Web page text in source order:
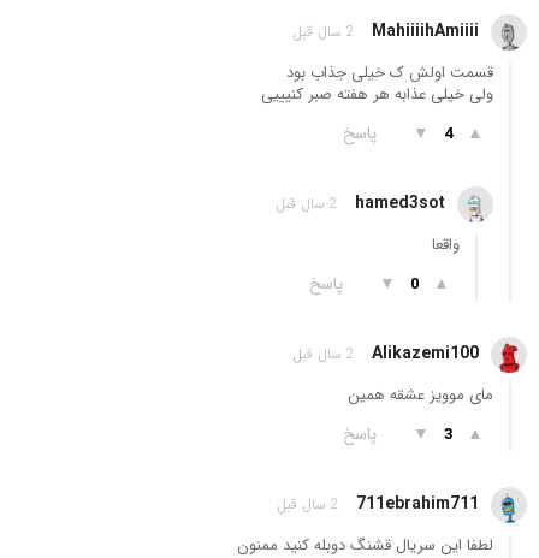
MahiiiihAmiiii 2 سال قبل
قسمت اولش ک خیلی جذاب بود
ولی خیلی عذابه هر هفته صبر کنیییی
▲
4
▼ پاسخ
hamed3sot 2 سال قبل
واقعا
▲
0
▼ پاسخ
Alikazemi100 2 سال قبل
مای موویز عشقه همین
▲
3
▼ پاسخ
711ebrahim711 2 سال قبل
لطفا این سریال قشنگ دوبله کنید ممنون